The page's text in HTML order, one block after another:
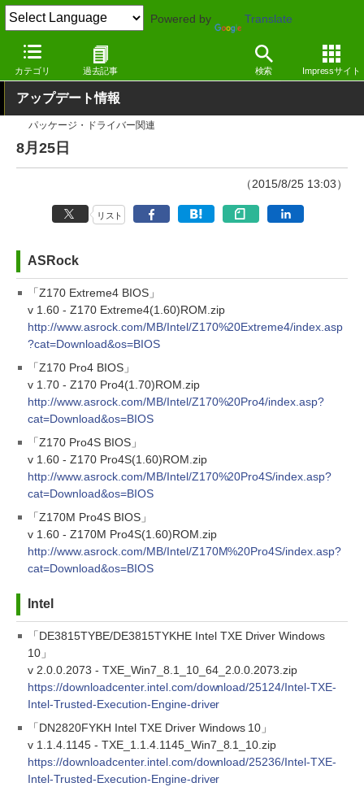
Powered by Translate
カテゴリ 過去記事 検索 Impressサイト
窓の杜 その他の話題 アップデート
アップデート情報
パッケージ・ドライバー関連
8月25日
（2015/8/25 13:03）
リスト
ASRock
「Z170 Extreme4 BIOS」
v 1.60 - Z170 Extreme4(1.60)ROM.zip
http://www.asrock.com/MB/Intel/Z170%20Extreme4/index.asp
?cat=Download&os=BIOS
「Z170 Pro4 BIOS」
v 1.70 - Z170 Pro4(1.70)ROM.zip
http://www.asrock.com/MB/Intel/Z170%20Pro4/index.asp?
cat=Download&os=BIOS
「Z170 Pro4S BIOS」
v 1.60 - Z170 Pro4S(1.60)ROM.zip
http://www.asrock.com/MB/Intel/Z170%20Pro4S/index.asp?
cat=Download&os=BIOS
「Z170M Pro4S BIOS」
v 1.60 - Z170M Pro4S(1.60)ROM.zip
http://www.asrock.com/MB/Intel/Z170M%20Pro4S/index.asp?
cat=Download&os=BIOS
Intel
「DE3815TYBE/DE3815TYKHE Intel TXE Driver Windows
10」
v 2.0.0.2073 - TXE_Win7_8.1_10_64_2.0.0.2073.zip
https://downloadcenter.intel.com/download/25124/Intel-TXE-
Intel-Trusted-Execution-Engine-driver
「DN2820FYKH Intel TXE Driver Windows 10」
v 1.1.4.1145 - TXE_1.1.4.1145_Win7_8.1_10.zip
https://downloadcenter.intel.com/download/25236/Intel-TXE-
Intel-Trusted-Execution-Engine-driver